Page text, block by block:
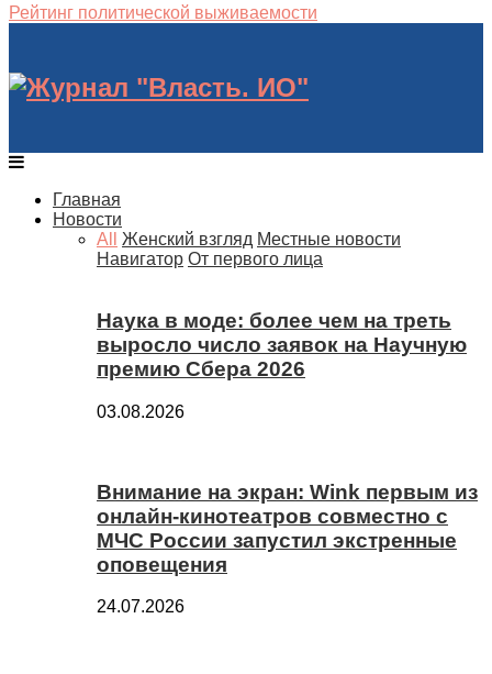
Рейтинг политической выживаемости
Главная
Новости
All
Женский взгляд Местные новости
Навигатор От первого лица
Наука в моде: более чем на треть
выросло число заявок на Научную
премию Сбера 2026
03.08.2026
Внимание на экран: Wink первым из
онлайн-кинотеатров совместно с
МЧС России запустил экстренные
оповещения
24.07.2026